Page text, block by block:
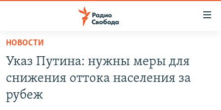
упрощенного
доступа
основному
ПОДКАСТЫ
АВТОРСКИЕ ПРОЕКТЫ
НОВОСТИ
Указ Путина: нужны меры для
снижения оттока населения за
рубеж